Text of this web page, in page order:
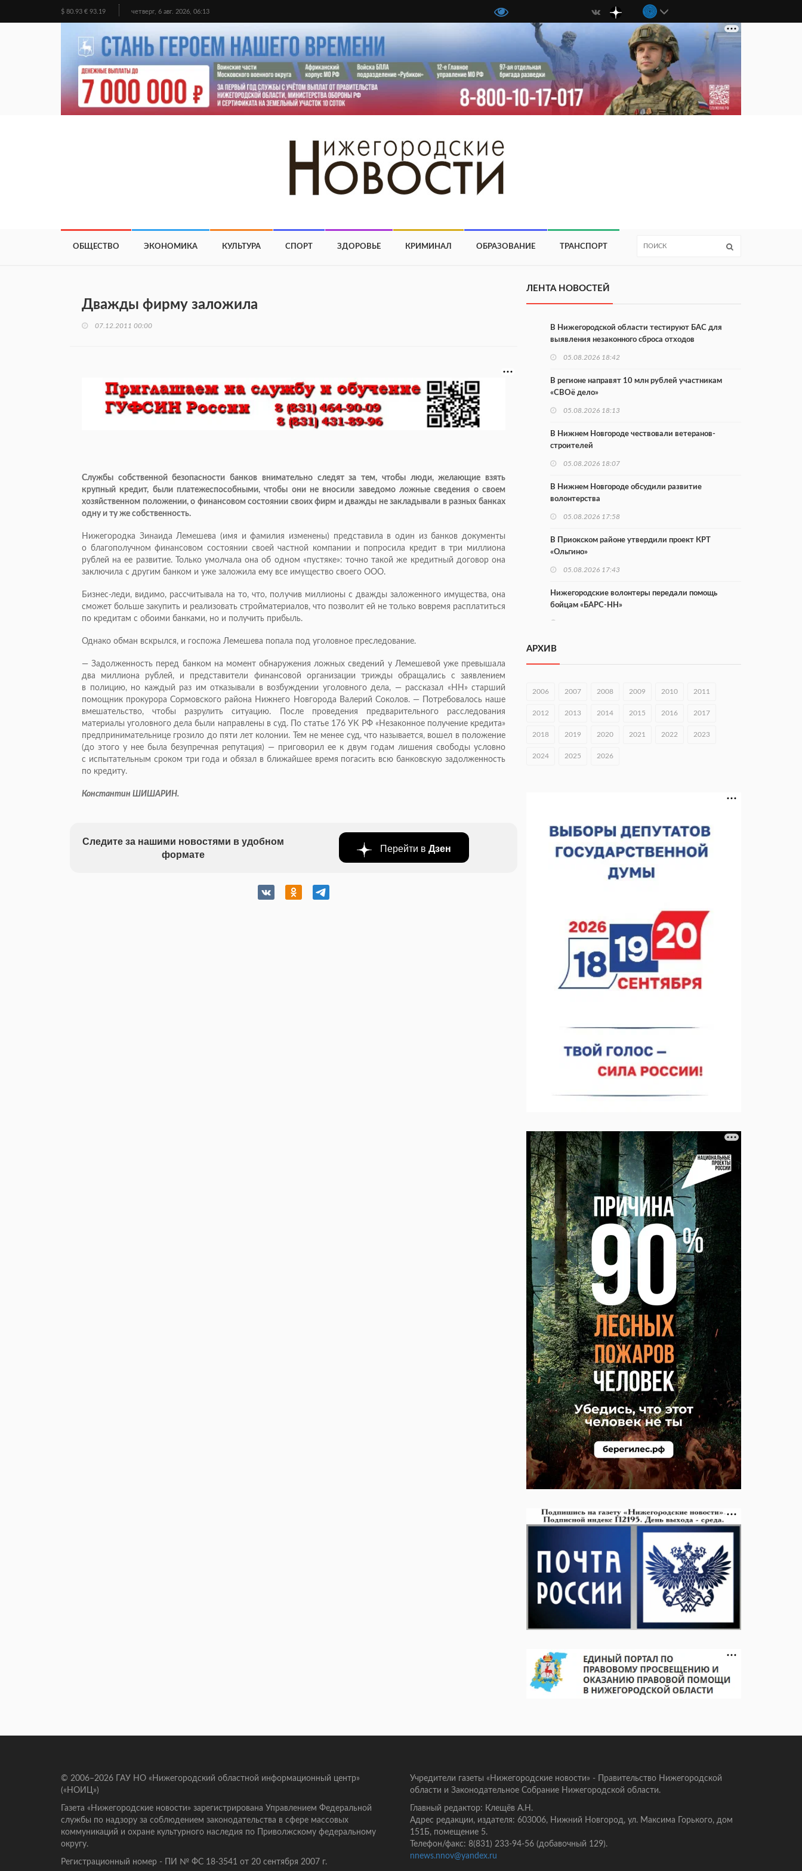
$ 80.93 € 93.19 четверг, 6 авг. 2026, 06:13
ОБЩЕСТВО ЭКОНОМИКА КУЛЬТУРА СПОРТ ЗДОРОВЬЕ КРИМИНАЛ ОБРАЗОВАНИЕ ТРАНСПОРТ
Дважды фирму заложила
07.12.2011 00:00
Службы собственной безопасности банков внимательно следят за тем, чтобы люди, желающие взять
крупный кредит, были платежеспособными, чтобы они не вносили заведомо ложные сведения о своем
хозяйственном положении, о финансовом состоянии своих фирм и дважды не закладывали в разных банках
одну и ту же собственность.
Нижегородка Зинаида Лемешева (имя и фамилия изменены) представила в один из банков документы
о благополучном финансовом состоянии своей частной компании и попросила кредит в три миллиона
рублей на ее развитие. Только умолчала она об одном «пустяке»: точно такой же кредитный договор она
заключила с другим банком и уже заложила ему все имущество своего ООО.
Бизнес-леди, видимо, рассчитывала на то, что, получив миллионы с дважды заложенного имущества, она
сможет больше закупить и реализовать стройматериалов, что позволит ей не только вовремя расплатиться
по кредитам с обоими банками, но и получить прибыль.
Однако обман вскрылся, и госпожа Лемешева попала под уголовное преследование.
— Задолженность перед банком на момент обнаружения ложных сведений у Лемешевой уже превышала
два миллиона рублей, и представители финансовой организации трижды обращались с заявлением
в полицию, но каждый раз им отказывали в возбуждении уголовного дела, — рассказал «НН» старший
помощник прокурора Сормовского района Нижнего Новгорода Валерий Соколов. — Потребовалось наше
вмешательство, чтобы разрулить ситуацию. После проведения предварительного расследования
материалы уголовного дела были направлены в суд. По статье 176 УК РФ «Незаконное получение кредита»
предпринимательнице грозило до пяти лет колонии. Тем не менее суд, что называется, вошел в положение
(до этого у нее была безупречная репутация) — приговорил ее к двум годам лишения свободы условно
с испытательным сроком три года и обязал в ближайшее время погасить всю банковскую задолженность
по кредиту.
Константин ШИШАРИН.
Следите за нашими новостями в удобном
формате
Перейти в Дзен
ЛЕНТА НОВОСТЕЙ
В Нижегородской области тестируют БАС для
выявления незаконного сброса отходов
05.08.2026 18:42
В регионе направят 10 млн рублей участникам
«СВОё дело»
05.08.2026 18:13
В Нижнем Новгороде чествовали ветеранов-
строителей
05.08.2026 18:07
В Нижнем Новгороде обсудили развитие
волонтерства
05.08.2026 17:58
В Приокском районе утвердили проект КРТ
«Ольгино»
05.08.2026 17:43
Нижегородские волонтеры передали помощь
бойцам «БАРС-НН»
Центр «Долголетие по-нижегородски» проведет 50
правительстве региона
16 нижегородцев победили в конкурсе «Большая
05.08.2026 15:23
В Нижнем Новгороде подвели итоги отбора на
фестиваль «Музыка балконов»
05.08.2026 14:04
05.08.2026 12:31
В «Заповедных кварталах» отметят 120-летие
усадьбы Гусевых
05.08.2026 11:28
АРХИВ
2006 2007 2008 2009 2010 2011
2012 2013 2014 2015 2016 2017
2018 2019 2020 2021 2022 2023
2024 2025 2026
© 2006–2026 ГАУ НО «Нижегородский областной информационный центр»
(«НОИЦ»)
Газета «Нижегородские новости» зарегистрирована Управлением Федеральной
службы по надзору за соблюдением законодательства в сфере массовых
коммуникаций и охране культурного наследия по Приволжскому федеральному
округу.
Регистрационный номер - ПИ № ФС 18-3541 от 20 сентября 2007 г.
Учредители газеты «Нижегородские новости» - Правительство Нижегородской
области и Законодательное Собрание Нижегородской области.
Главный редактор: Клещёв А.Н.
Адрес редакции, издателя: 603006, Нижний Новгород, ул. Максима Горького, дом
151Б, помещение 5.
Телефон/факс: 8(831) 233-94-56 (добавочный 129).
nnews.nnov@yandex.ru